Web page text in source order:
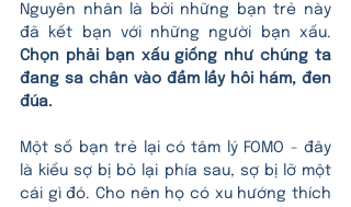
Nguyên nhân là bởi những bạn trẻ này
Chọn phải bạn xấu giống như chúng ta
đang sa chân vào đầm lầy hôi hám, đen
đúa.
Một số bạn trẻ lại có tâm lý FOMO - đây
là kiểu sợ bị bỏ lại phía sau, sợ bị lỡ một
cái gì đó. Cho nên họ có xu hướng thích